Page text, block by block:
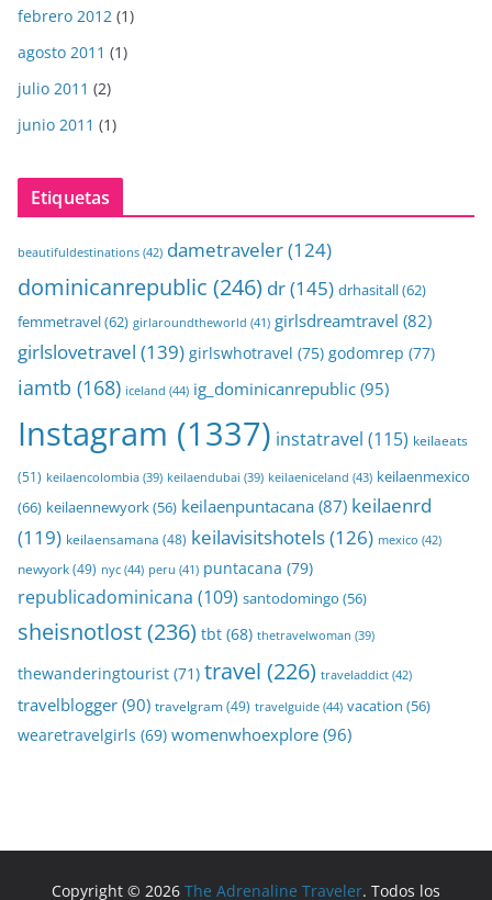
febrero 2012 (1)
agosto 2011 (1)
julio 2011 (2)
junio 2011 (1)
Etiquetas
beautifuldestinations (42) dametraveler(124)
dominicanrepublic (246) dr(145) drhasitall(62)
femmetravel(62) girlaroundtheworld (41) girlsdreamtravel (82)
girlslovetravel (139) girlswhotravel (75) godomrep (77)
iamtb (168) iceland (44) ig_dominicanrepublic (95)
Instagram (1337) instatravel (115) keilaeats
(51) keilaencolombia (39) keilaendubai (39) keilaeniceland (43) keilaenmexico
(66) keilaennewyork(56) keilaenpuntacana (87) keilaenrd
(119) keilaensamana (48) keilavisitshotels(126) mexico (42)
newyork(49) nyc (44) peru (41) puntacana (79)
republicadominicana (109) santodomingo (56)
sheisnotlost(236) tbt (68) thetravelwoman (39)
thewanderingtourist (71) travel (226) traveladdict (42)
travelblogger (90) travelgram(49) travelguide (44) vacation (56)
wearetravelgirls (69) womenwhoexplore(96)
Copyright © 2026 The Adrenaline Traveler. Todos los